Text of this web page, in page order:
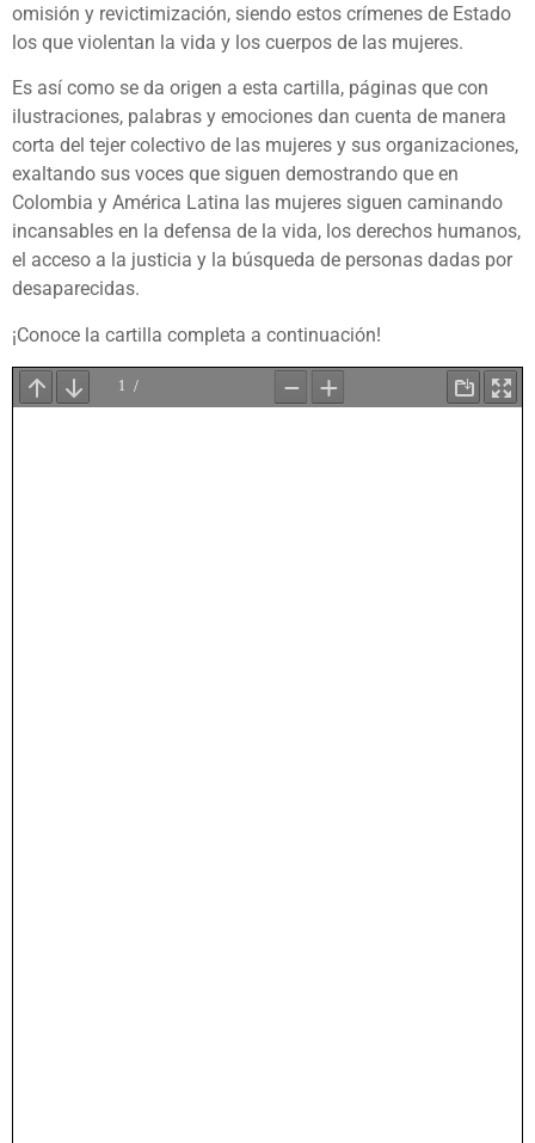
omisión y revictimización, siendo estos crímenes de Estado
los que violentan la vida y los cuerpos de las mujeres.
Es así como se da origen a esta cartilla, páginas que con
ilustraciones, palabras y emociones dan cuenta de manera
corta del tejer colectivo de las mujeres y sus organizaciones,
exaltando sus voces que siguen demostrando que en
Colombia y América Latina las mujeres siguen caminando
incansables en la defensa de la vida, los derechos humanos,
el acceso a la justicia y la búsqueda de personas dadas por
desaparecidas.
¡Conoce la cartilla completa a continuación!